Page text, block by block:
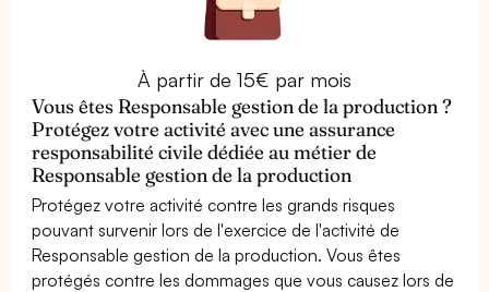
À partir de 15€ par mois
Vous êtes Responsable gestion de la production ?
Protégez votre activité avec une assurance
responsabilité civile dédiée au métier de
Responsable gestion de la production
Protégez votre activité contre les grands risques
pouvant survenir lors de l'exercice de l'activité de
Responsable gestion de la production. Vous êtes
protégés contre les dommages que vous causez lors de